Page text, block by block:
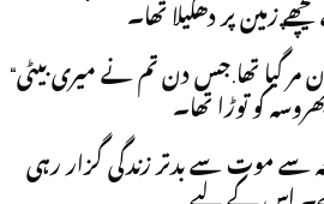
زمین پر دھکیلا تھا۔
“کیونکہ تمہارا چاچو تو اسی دن مر گیا تھا.جس دن تم نے میری بیٹی
کو توڑا تھا۔
سے موت سے بدتر زندگی گزار رہی